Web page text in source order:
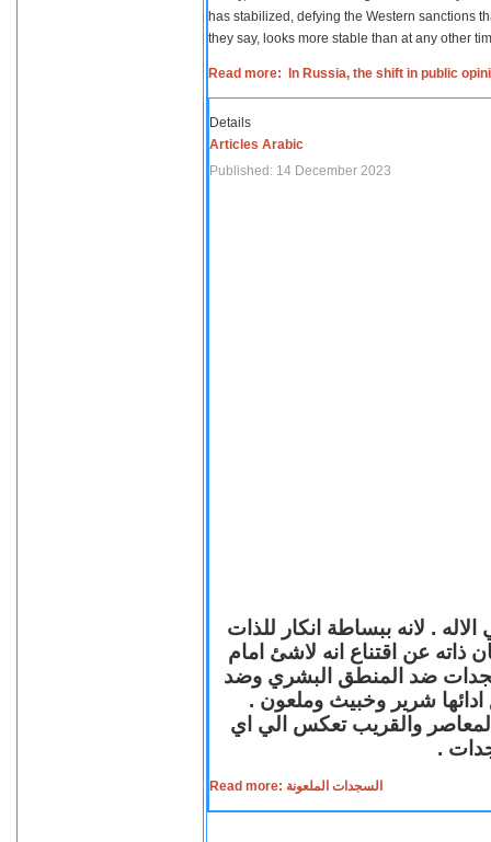
has stabilized, defying the Western sanctions
they say, looks more stable than at any other
Read more: In Russia, the shift in public
Details
Articles Arabic
Published: 14 December 2023
. لانه ببساطة انكار للذات
ذاته عن اقتناع انه لاشئ امام
ضد المنطق البشري وضد
ادائها شرير وخبيث وملعون .
المعاصر والقريب تعكس الي اي
.
Read more: السجدات الملعونة